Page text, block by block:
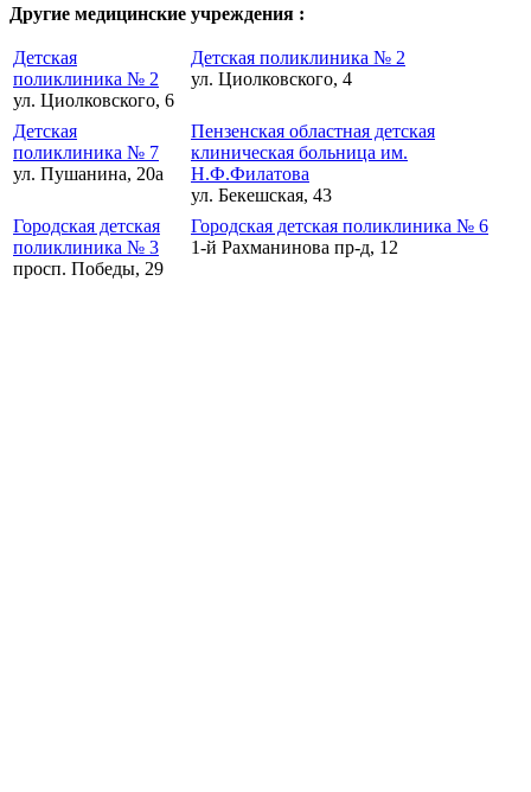
Другие медицинские учреждения :
Детская
поликлиника № 2
ул. Циолковского, 6
Детская поликлиника № 2
ул. Циолковского, 4
Детская
поликлиника № 7
ул. Пушанина, 20а
Пензенская областная детская
клиническая больница им.
Н.Ф.Филатова
ул. Бекешская, 43
Городская детская
поликлиника № 3
просп. Победы, 29
Городская детская поликлиника № 6
1-й Рахманинова пр-д, 12